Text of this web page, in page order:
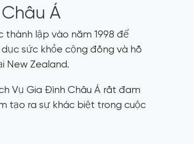
Á
thành lập vào năm 1998 để
sức khỏe cộng đồng và hỗ
New Zealand.
Vụ Gia Đình Châu Á rất đam
tạo ra sự khác biệt trong cuộc